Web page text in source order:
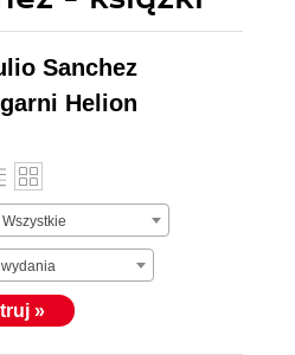
Sanchez
Helion
Wszystkie
wydania
»